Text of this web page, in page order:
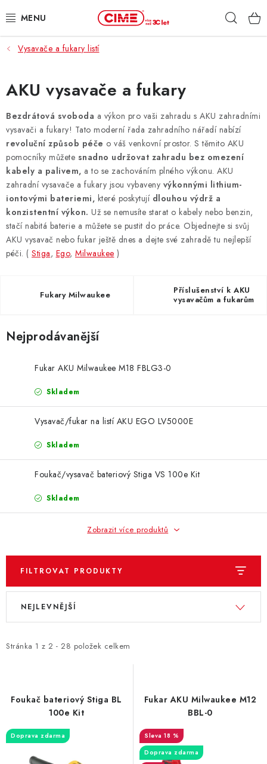
na
ZAHRADA, LES
DÍLNA, STAVBA
MILWAUKEE
ELEKTROMOBILITA
PROFI STROJE
PRODEJNY
SLUŽBY
OCHRANA OSOBNÍCH ÚDAJŮ
ODSTOUPENÍ OD SMLOUVY
Vysavače a fukary listí
AKU vysavače a fukary
Bezdrátová svoboda a výkon pro vaši zahradu s AKU zahradními
vysavači a fukary! Tato moderní řada zahradního nářadí nabízí
revoluční způsob péče o váš venkovní prostor. S těmito AKU
pomocníky můžete snadno udržovat zahradu bez omezení
kabely a palivem, a to se zachováním plného výkonu. AKU
zahradní vysavače a fukary jsou vybaveny výkonnými lithium-
iontovými bateriemi, které poskytují dlouhou výdrž a
konzistentní výkon. Už se nemusíte starat o kabely nebo benzin,
stačí nabitá baterie a můžete se pustit do práce. Objednejte si svůj
AKU vysavač nebo fukar ještě dnes a dejte své zahradě tu nejlepší
péči. ( Stiga, Ego, Milwaukee )
Fukary Milwaukee
Příslušenství k AKU
vysavačům a fukarům
Nejprodávanější
Fukar AKU Milwaukee M18 FBLG3-0
Skladem
Vysavač/fukar na listí AKU EGO LV5000E
Skladem
Foukač/vysavač bateriový Stiga VS 100e Kit
Skladem
Zobrazit více produktů
FILTROVAT PRODUKTY
V
i
r
d
u
Stránka 1 z 2 - 28 položek celkem
Ř
e
p
o
d
NEJLEVNĚJŠÍ
Foukač bateriový Stiga BL
100e Kit
Doprava zdarma
Fukar AKU Milwaukee M12
BBL-0
18 %
Doprava zdarma